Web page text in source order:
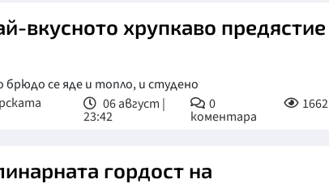
вкусното хрупкаво
брюдо се яде и топло, и студено
06 август |
23:42
0
коментара
1662
гордост на